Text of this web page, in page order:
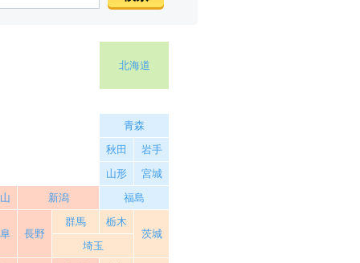
北海道
青森
秋田
岩手
山形
宮城
新潟 福島
長野
群馬
栃木
茨城
埼玉